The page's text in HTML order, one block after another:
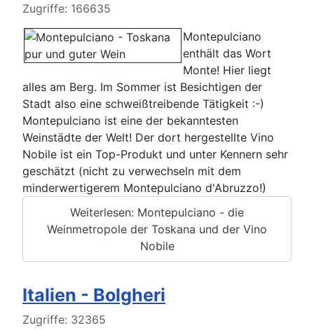
Details
Zugriffe: 166635
Montepulciano
enthält das Wort
Monte! Hier liegt
alles am Berg. Im Sommer ist Besichtigen der
Stadt also eine schweißtreibende Tätigkeit :-)
Montepulciano ist eine der bekanntesten
Weinstädte der Welt! Der dort hergestellte Vino
Nobile ist ein Top-Produkt und unter Kennern sehr
geschätzt (nicht zu verwechseln mit dem
minderwertigerem Montepulciano d'Abruzzo!)
Weiterlesen: Montepulciano - die
Weinmetropole der Toskana und der Vino
Nobile
Italien - Bolgheri
Details
Zugriffe: 32365